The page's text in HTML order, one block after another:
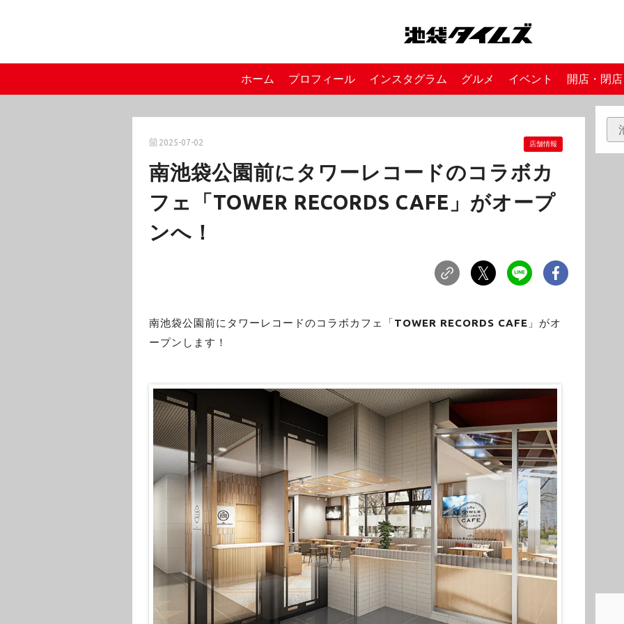
ホーム プロフィール インスタグラム グルメ イベント 開店・閉店
2025-07-02 店舗情報
南池袋公園前にタワーレコードのコラボカ
フェ「TOWER RECORDS CAFE」がオープ
ンへ！
南池袋公園前にタワーレコードのコラボカフェ「TOWER RECORDS CAFE 」がオ
ープンします！